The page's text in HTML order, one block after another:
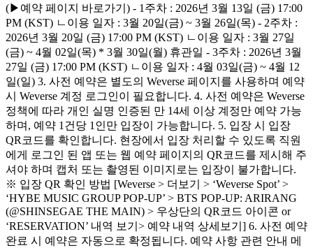
(▶예약 페이지 바로가기) - 1주차 : 2026년 3월 13일 (금) 17:00
PM (KST) ㄴ이용 일자 : 3월 20일(금) ~ 3월 26일(목) - 2주차 :
2026년 3월 20일 (금) 17:00 PM (KST) ㄴ이용 일자 : 3월 27일
(금) ~ 4월 02일(목) * 3월 30일(월) 휴관일 - 3주차 : 2026년 3월
27일 (금) 17:00 PM (KST) ㄴ이용 일자 : 4월 03일(금) ~ 4월 12
일(일) 3. 사전 예약은 별도의 Weverse 페이지를 사용하며 예약
시 Weverse 계정 로그인이 필요합니다. 4. 사전 예약은 Weverse
정책에 따라 개인 실명 인증된 만 14세 이상 계정만 예약 가능
하며, 예약 1건당 1인만 입장이 가능합니다. 5. 입장 시 입장
QR코드를 확인합니다. 현장에서 입장 처리할 수 있도록 직원
에게 로그인 된 앱 또는 웹 예약 페이지의 QR코드를 제시해 주
셔야 하며 캡처 또는 촬영된 이미지로는 입장이 불가합니다.
※ 입장 QR 확인 방법 [Weverse > 더보기 > ‘Weverse Spot’ >
‘HYBE MUSIC GROUP POP-UP’ > BTS POP-UP: ARIRANG
(@SHINSEGAE THE MAIN) > 우상단의 QR코드 아이콘 or
‘RESERVATION’ 내역 보기> 예약 내역 상세보기] 6. 사전 예약
완료 시 예약은 자동으로 확정됩니다. 예약 사항 관련 안내 메